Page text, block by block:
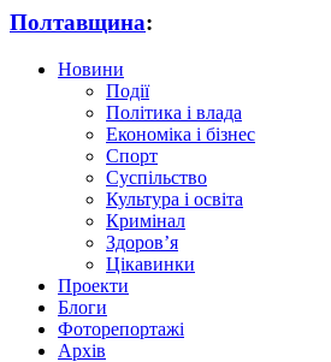
Полтавщина:
Новини
Події
Політика і влада
Економіка і бізнес
Спорт
Суспільство
Культура і освіта
Кримінал
Здоров’я
Цікавинки
Проекти
Блоги
Фоторепортажі
Архів